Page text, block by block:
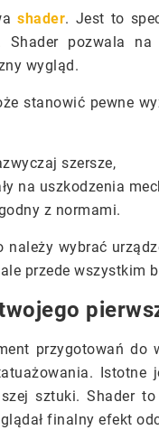
shader. Jest to
pozwala na
wygląd.
stanowić pewne
szersze,
na uszkodzenia
z normami.
należy wybrać
przede wszystkim
przygotowań do
Istotne
sztuki. Shader to
finalny efekt